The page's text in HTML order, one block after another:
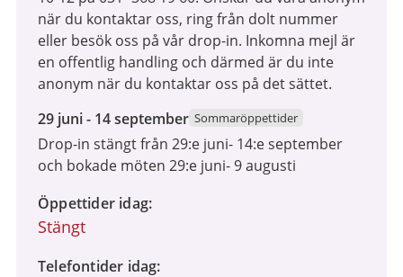
när du kontaktar oss, ring från dolt nummer
eller besök oss på vår drop-in. Inkomna mejl är
en offentlig handling och därmed är du inte
anonym när du kontaktar oss på det sättet.
29
juni
2026
14
september
29 juni - 14 september Sommaröppettider
Drop-in stängt från 29:e juni- 14:e september
och bokade möten 29:e juni- 9 augusti
Öppettider idag
Stängt
Telefontider idag